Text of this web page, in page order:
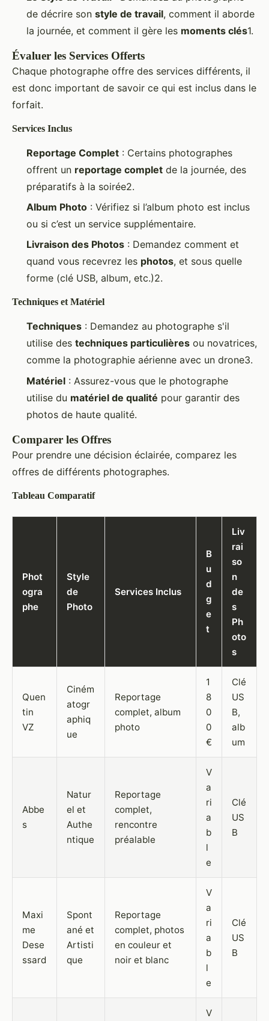
de décrire son style de travail, comment il aborde
la journée, et comment il gère les moments clés1.
Évaluer les Services Offerts
Chaque photographe offre des services différents, il
est donc important de savoir ce qui est inclus dans le
forfait.
Services Inclus
Reportage Complet : Certains photographes
offrent un reportage complet de la journée, des
préparatifs à la soirée2.
Album Photo : Vérifiez si l’album photo est inclus
ou si c’est un service supplémentaire.
Livraison des Photos : Demandez comment et
quand vous recevrez les photos, et sous quelle
forme (clé USB, album, etc.)2.
Techniques et Matériel
Techniques : Demandez au photographe s'il
utilise des techniques particulières ou novatrices,
comme la photographie aérienne avec un drone3.
Matériel : Assurez-vous que le photographe
utilise du matériel de qualité pour garantir des
photos de haute qualité.
Comparer les Offres
Pour prendre une décision éclairée, comparez les
offres de différents photographes.
Tableau Comparatif
Phot
ogra
phe
Style
de
Photo
Services Inclus
B
u
d
g
e
t
Liv
rai
so
n
de
s
Ph
oto
s
Quen
tin
VZ
Ciném
atogr
aphiq
ue
Reportage
complet, album
photo
1
8
0
0
€
Clé
US
B,
alb
um
Abbe
s
Natur
el et
Authe
ntique
Reportage
complet,
rencontre
préalable
V
a
ri
a
b
l
e
Clé
US
B
Maxi
me
Dese
ssard
Spont
ané et
Artisti
que
Reportage
complet, photos
en couleur et
noir et blanc
V
a
ri
a
b
l
e
Clé
US
B
V